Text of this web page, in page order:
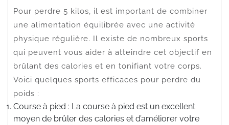
Pour perdre 5 kilos, il est important de combiner
une alimentation équilibrée avec une activité
physique régulière. Il existe de nombreux sports
qui peuvent vous aider à atteindre cet objectif en
brûlant des calories et en tonifiant votre corps.
Voici quelques sports efficaces pour perdre du
poids :
Course à pied : La course à pied est un excellent
moyen de brûler des calories et d’améliorer votre